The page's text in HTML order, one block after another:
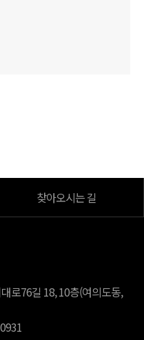
찾아오시는 길
로76길 18, 10층(여의도동,